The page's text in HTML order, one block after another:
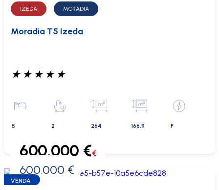
IZEDA MORADIA
Moradia T5 Izeda
★ ★ ★ ★ ★
5 2 264 166.9 F
0 €
600.000 €€
600.000 €
VENDA